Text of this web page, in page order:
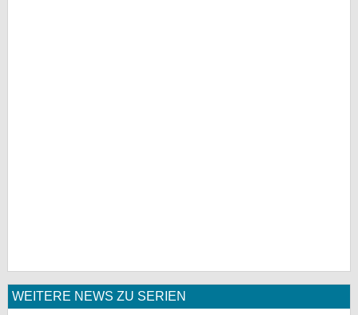
WEITERE NEWS ZU SERIEN